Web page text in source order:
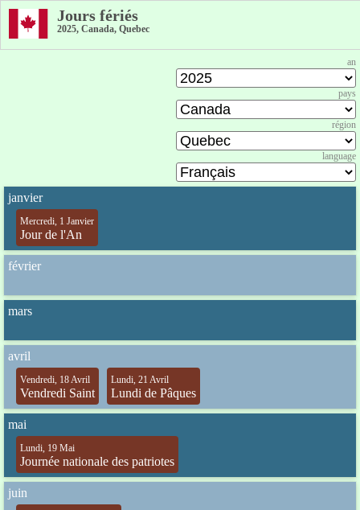
Jours fériés
2025, Canada, Quebec
an
pays
région
language
janvier
Mercredi, 1 Janvier
Jour de l'An
février
mars
avril
Vendredi, 18 Avril
Vendredi Saint
Lundi, 21 Avril
Lundi de Pâques
mai
Lundi, 19 Mai
Journée nationale des patriotes
juin